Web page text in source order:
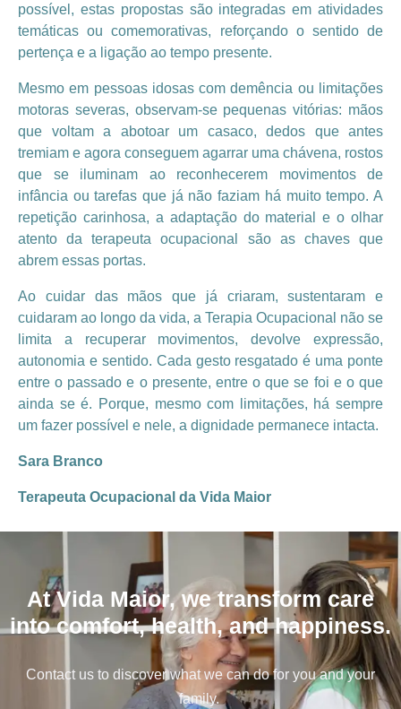
possível, estas propostas são integradas em atividades
temáticas ou comemorativas, reforçando o sentido de
pertença e a ligação ao tempo presente.
Mesmo em pessoas idosas com demência ou limitações
motoras severas, observam-se pequenas vitórias: mãos
que voltam a abotoar um casaco, dedos que antes
tremiam e agora conseguem agarrar uma chávena, rostos
que se iluminam ao reconhecerem movimentos de
infância ou tarefas que já não faziam há muito tempo. A
repetição carinhosa, a adaptação do material e o olhar
atento da terapeuta ocupacional são as chaves que
abrem essas portas.
Ao cuidar das mãos que já criaram, sustentaram e
cuidaram ao longo da vida, a Terapia Ocupacional não se
limita a recuperar movimentos, devolve expressão,
autonomia e sentido. Cada gesto resgatado é uma ponte
entre o passado e o presente, entre o que se foi e o que
ainda se é. Porque, mesmo com limitações, há sempre
um fazer possível e nele, a dignidade permanece intacta.
Sara Branco
Terapeuta Ocupacional da Vida Maior
At Vida Maior, we transform care
into comfort, health, and happiness.
Contact us to discover what we can do for you and your
family.